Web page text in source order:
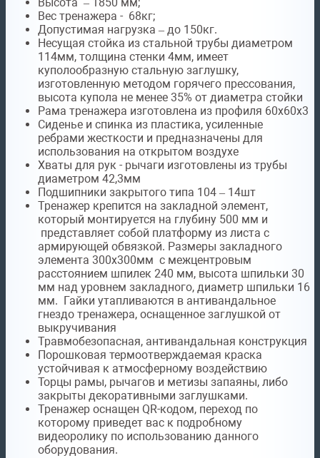
Высота – 1850 мм;
Вес тренажера - 68кг;
Допустимая нагрузка – до 150кг.
Несущая стойка из стальной трубы диаметром
114мм, толщина стенки 4мм, имеет
куполообразную стальную заглушку,
изготовленную методом горячего прессования,
высота купола не менее 35% от диаметра стойки
Рама тренажера изготовлена из профиля 60х60х3
Сиденье и спинка из пластика, усиленные
ребрами жесткости и предназначены для
использования на открытом воздухе
Хваты для рук - рычаги изготовлены из трубы
диаметром 42,3мм
Подшипники закрытого типа 104 – 14шт
Тренажер крепится на закладной элемент,
который монтируется на глубину 500 мм и
представляет собой платформу из листа с
армирующей обвязкой. Размеры закладного
элемента 300х300мм с межцентровым
расстоянием шпилек 240 мм, высота шпильки 30
мм над уровнем закладного, диаметр шпильки 16
мм. Гайки утапливаются в антивандальное
гнездо тренажера, оснащенное заглушкой от
выкручивания
Травмобезопасная, антивандальная конструкция
Порошковая термоотверждаемая краска
устойчивая к атмосферному воздействию
Торцы рамы, рычагов и метизы запаяны, либо
закрыты декоративными заглушками.
Тренажер оснащен QR-кодом, переход по
которому приведет вас к подробному
видеоролику по использованию данного
оборудования.